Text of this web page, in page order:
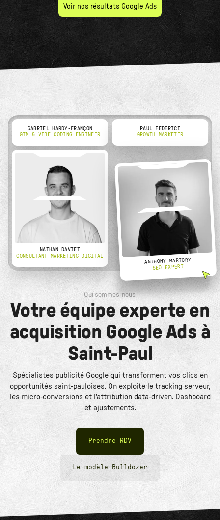
Voir nos résultats Google Ads
GABRIEL HARDY-FRANÇON
GTM & VIBE CODING ENGINEER
PAUL FEDERICI
GROWTH MARKETER
NATHAN DAVIET
CONSULTANT MARKETING DIGITAL
ANTHONY MARTORY
SEO EXPERT
Qui sommes-nous
Votre équipe experte en
acquisition Google Ads à
Saint-Paul
Spécialistes publicité Google qui transforment vos clics en
opportunités saint-pauloises. On exploite le tracking serveur,
les micro-conversions et l'attribution data-driven. Dashboard
et ajustements.
Prendre RDV
Le modèle Bulldozer